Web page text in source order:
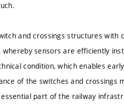
and crossings structures with
sensors are efficiently
condition, which enables
of the switches and crossings
part of the railway